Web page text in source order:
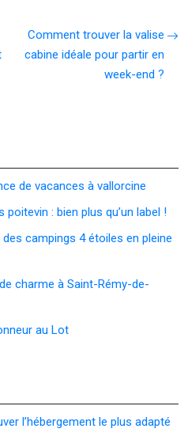
Comment trouver la valise
cabine idéale pour partir en
week-end ?
de vacances à vallorcine
: bien plus qu’un label !
des campings 4 étoiles en pleine
charme à Saint-Rémy-de-
au Lot
l’hébergement le plus adapté